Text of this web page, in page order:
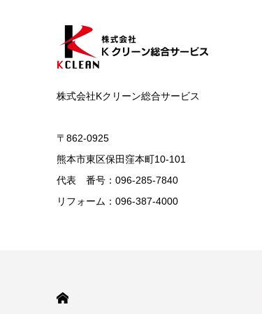
株式会社Kクリーン総合サービス
〒862-0925
熊本市東区保田窪本町10-101
代表 番号：096-285-7840
リフォーム：096-387-4000